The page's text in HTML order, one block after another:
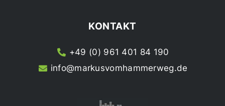
KONTAKT
+49 (0) 961 401 84 190
info@markusvomhammerweg.de